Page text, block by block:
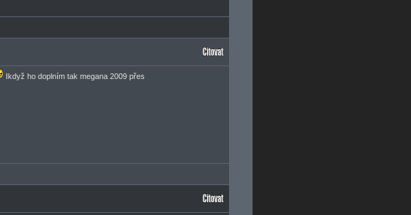
Ikdyž ho doplním tak megana 2009 přes